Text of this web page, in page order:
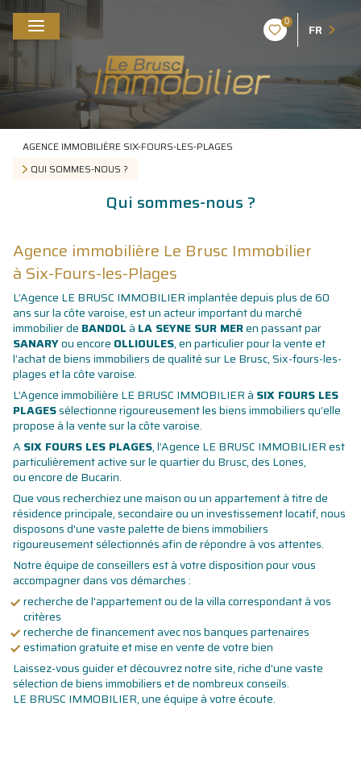
0 FR
AGENCE IMMOBILIÈRE SIX-FOURS-LES-PLAGES
QUI SOMMES-NOUS ?
Qui sommes-nous ?
Agence immobilière Le Brusc Immobilier
à Six-Fours-les-Plages
L’Agence LE BRUSC IMMOBILIER implantée depuis plus de 60
ans sur la côte varoise, est un acteur important du marché
immobilier de BANDOLà LA SEYNE SUR MERen passant par
SANARYou encore OLLIOULES, en particulier pour la vente et
l’achat de biens immobiliers de qualité sur Le Brusc, Six-fours-les-
plages et la côte varoise.
L’Agence immobilière LE BRUSC IMMOBILIER à SIX FOURS LES
PLAGESsélectionne rigoureusement les biens immobiliers qu’elle
propose à la vente sur la côte varoise.
A SIX FOURS LES PLAGES, l’Agence LE BRUSC IMMOBILIER est
particulièrement active sur le quartier du Brusc, des Lones,
ou encore de Bucarin.
Que vous recherchiez une maison ou un appartement à titre de
résidence principale, secondaire ou un investissement locatif, nous
disposons d'une vaste palette de biens immobiliers
rigoureusement sélectionnés afin de répondre à vos attentes.
Notre équipe de conseillers est à votre disposition pour vous
accompagner dans vos démarches :
recherche de l'appartement ou de la villa correspondant à vos
critères
recherche de financement avec nos banques partenaires
estimation gratuite et mise en vente de votre bien
Laissez-vous guider et découvrez notre site, riche d'une vaste
sélection de biens immobiliers et de nombreux conseils.
LE BRUSC IMMOBILIER, une équipe à votre écoute.